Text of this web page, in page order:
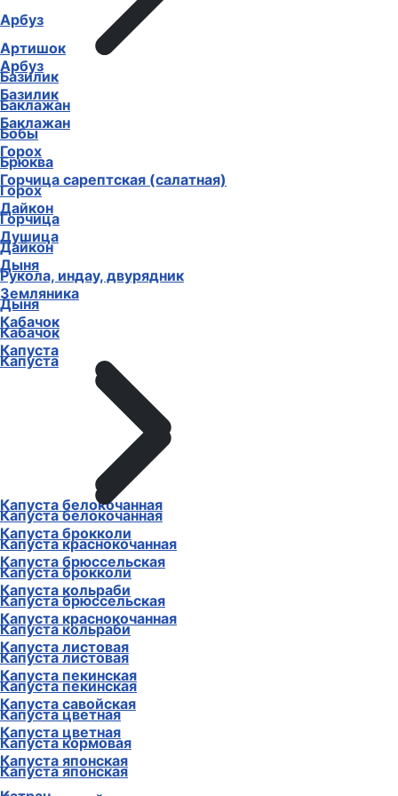
Арбуз
Базилик
Баклажан
Горох
Горчица сарептская (салатная)
Дайкон
Душица
Дыня
Земляника
Кабачок
Капуста
Капуста белокочанная
Капуста брокколи
Капуста брюссельская
Капуста кольраби
Капуста краснокочанная
Капуста листовая
Капуста пекинская
Капуста савойская
Капуста цветная
Капуста японская
Арбуз
Артишок
Базилик
Баклажан
Бобы
Брюква
Горох
Горчица
Дайкон
Рукола, индау, двурядник
Дыня
Кабачок
Капуста
Капуста белокочанная
Капуста краснокочанная
Капуста брокколи
Капуста брюссельская
Капуста кольраби
Капуста листовая
Капуста пекинская
Капуста цветная
Капуста кормовая
Капуста японская